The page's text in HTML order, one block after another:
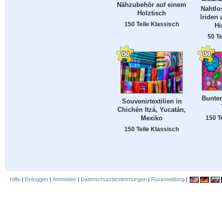
Nähzubehör auf einem
Holztisch
150 Teile Klassisch
Iriden
50
Souvenirtextilien in
Chichén Itzá, Yucatán,
Mexiko
150 Teile Klassisch
150
Hilfe | Einloggen | Anmelden | Datenschutzbestimmungen | Rückmeldung |